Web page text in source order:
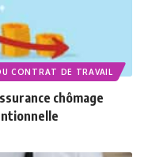
CONTRAT DE TRAVAIL
chômage